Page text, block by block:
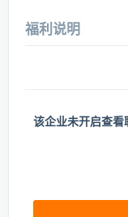
福利说明
该企业未开启查